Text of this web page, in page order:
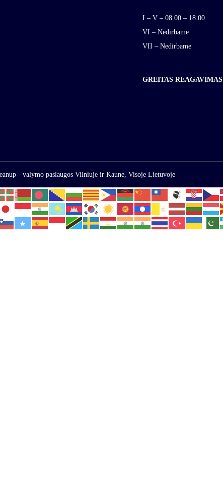
I – V – 08:00 – 18:00
VI – Nedirbame
VII – Nedirbame
GREITAS REAGAVIMAS
- valymo paslaugos Vilniuje ir Kaune, Visoje Lietuvoje